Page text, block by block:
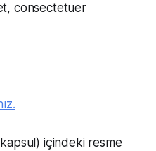
consectetuer
içindeki resme